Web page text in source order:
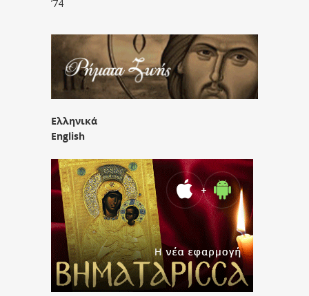
’74
Ελληνικά
English